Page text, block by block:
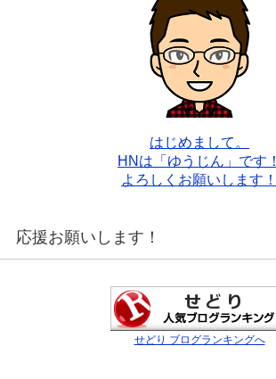
はじめまして。
HNは「ゆうじん」です！
よろしくお願いします！
応援お願いします！
せどり ブログランキングへ